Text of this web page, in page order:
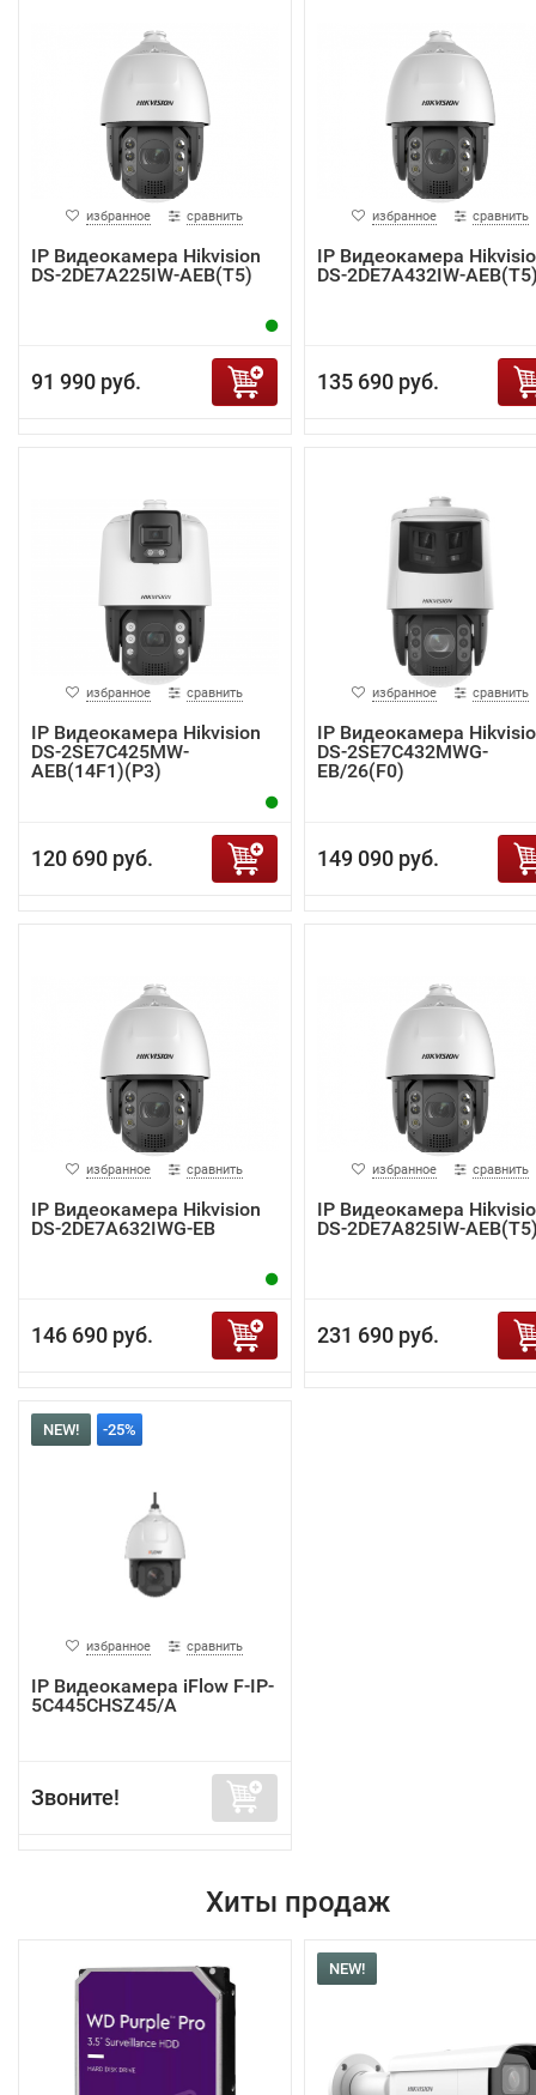
избранное сравнить
IP Видеокамера Hikvision
DS-2DE7A225IW-AEB(T5)
91 990 руб.
избранное сравнить
IP Видеокамера
DS-2DE7A432IW-
135 690 руб.
избранное сравнить
IP Видеокамера Hikvision
DS-2SE7C425MW-
AEB(14F1)(P3)
120 690 руб.
избранное сравнить
IP Видеокамера
DS-2SE7C432MWG-
EB/26(F0)
149 090 руб.
избранное сравнить
IP Видеокамера Hikvision
DS-2DE7A632IWG-EB
146 690 руб.
избранное сравнить
IP Видеокамера
DS-2DE7A825IW-
231 690 руб.
NEW! -25%
избранное сравнить
IP Видеокамера iFlow F-IP-
5C445CHSZ45/A
Звоните!
Хиты продаж
NEW!